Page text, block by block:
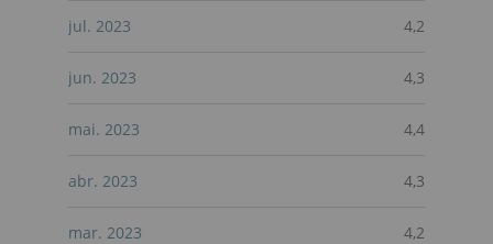
jul. 2023 4,2
jun. 2023 4,3
mai. 2023 4,4
abr. 2023 4,3
mar. 2023 4,2